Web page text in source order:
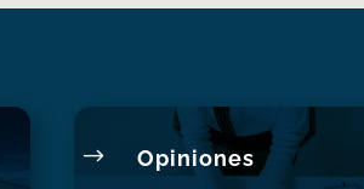
$ Opiniones